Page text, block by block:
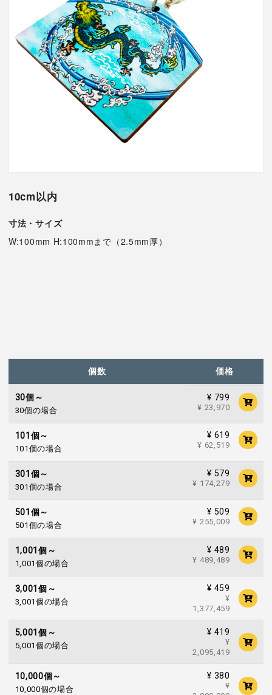
10cm以内
寸法・サイズ
W:100mm H:100mmまで（2.5mm厚）
個数 価格
30個～
30個の場合
¥ 799
¥ 23,970
101個～
101個の場合
¥ 619
¥ 62,519
301個～
301個の場合
¥ 579
¥ 174,279
501個～
501個の場合
¥ 509
¥ 255,009
1,001個～
1,001個の場合
¥ 489
¥ 489,489
3,001個～
3,001個の場合
¥ 459
¥
1,377,459
5,001個～
5,001個の場合
¥ 419
¥
2,095,419
10,000個～
10,000個の場合
¥ 380
¥